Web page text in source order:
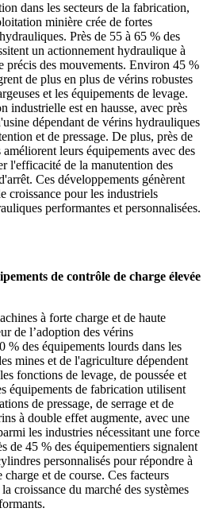
dans les secteurs de la fabrication,
minière crée de fortes
Près de 55 à 65 % des
un actionnement hydraulique à
précis des mouvements. Environ 45 %
de plus en plus de vérins robustes
et les équipements de levage.
industrielle est en hausse, avec près
dépendant de vérins hydrauliques
et de pressage. De plus, près de
leurs équipements avec des
l'efficacité de la manutention des
Ces développements génèrent
croissance pour les industriels
performantes et personnalisées.
de contrôle de charge élevée
à forte charge et de haute
de l’adoption des vérins
% des équipements lourds dans les
mines et de l'agriculture dépendent
fonctions de levage, de poussée et
équipements de fabrication utilisent
de pressage, de serrage et de
à double effet augmente, avec une
les industries nécessitant une force
de 45 % des équipementiers signalent
personnalisés pour répondre à
et de course. Ces facteurs
croissance du marché des systèmes